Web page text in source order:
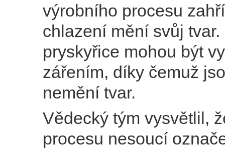
výrobního procesu
chlazení mění svůj
pryskyřice mohou být
zářením, díky čemuž
nemění tvar.
Vědecký tým vysvětlil,
procesu nesoucí